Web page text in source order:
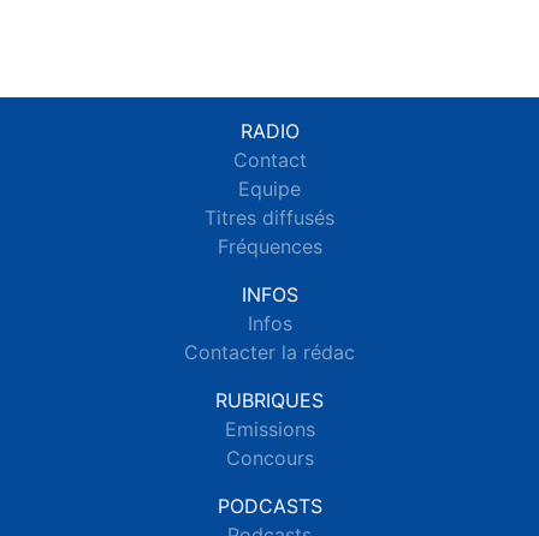
RADIO
Contact
Equipe
Titres diffusés
Fréquences
INFOS
Infos
Contacter la rédac
RUBRIQUES
Emissions
Concours
PODCASTS